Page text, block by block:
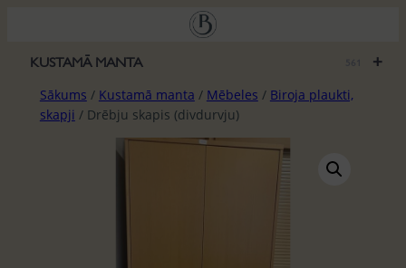
saturu
+
KUSTAMĀ MANTA
Sākums / Kustamā manta / Mēbeles / Biroja plaukti,
skapji / Drēbju skapis (divdurvju)